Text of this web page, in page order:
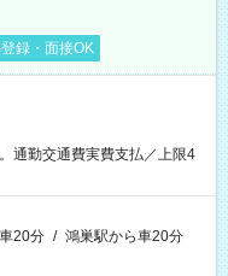
録・面接OK
通勤交通費実費支払／上限4
20分 / 鴻巣駅から車20分